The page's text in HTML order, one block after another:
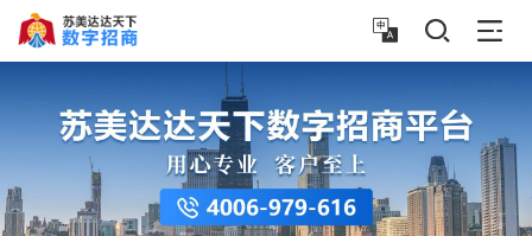
用户 152****9959 发布了 绵阳高新*** 需求